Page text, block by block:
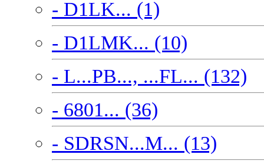
- D1LK... (1)
- D1LMK... (10)
- L...PB..., ...FL... (132)
- 6801... (36)
- SDRSN...M... (13)